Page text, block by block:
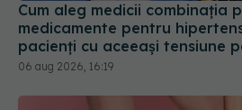
Cum aleg medicii combinația
medicamente pentru
pacienți cu aceeași tensiune
tratamente diferite
06 aug 2026, 16:19